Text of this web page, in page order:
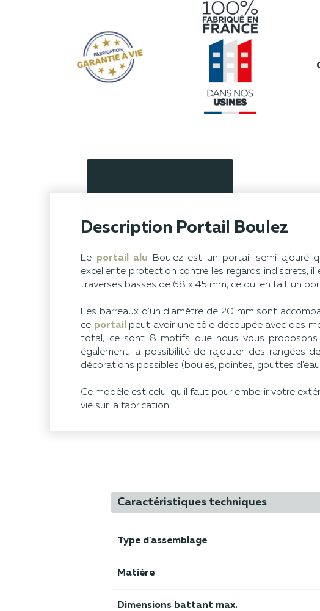
Description Portail Boulez
Le portail alu Boulez est un portail semi-ajouré
excellente protection contre les regards indiscrets,
traverses basses de 68 x 45 mm, ce qui en fait un
Les barreaux d'un diamètre de 20 mm sont
ce portail peut avoir une tôle découpée avec des
total, ce sont 8 motifs que nous vous proposons
également la possibilité de rajouter des rangées
décorations possibles (boules, pointes, gouttes
Ce modèle est celui qu'il faut pour embellir votre
vie sur la fabrication.
Caractéristiques techniques
Type d'assemblage
Matière
Dimensions battant max.